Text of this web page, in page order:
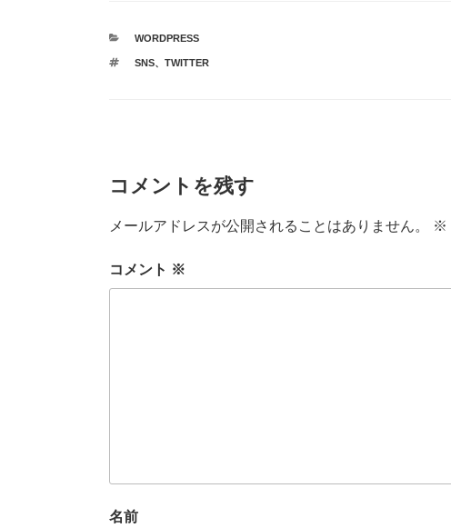
e
b
er
カ
ゴ
WORDPRESS
タ
SNS、 TWITTER
コメントを残す
メールアドレスが公開されることはありません。 ※
コメント ※
名前